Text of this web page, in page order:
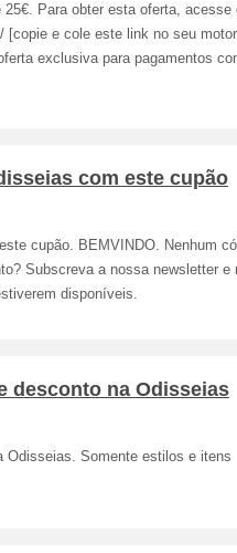
Para obter esta oferta, acesse
[copie e cole este link no seu
exclusiva para pagamentos
com este cupão
cupão. BEMVINDO. Nenhum
Subscreva a nossa newsletter e
disponíveis.
desconto na Odisseias
Odisseias. Somente estilos e itens